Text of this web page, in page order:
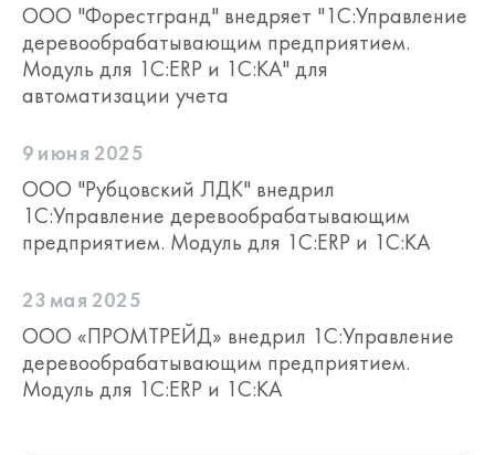
ООО "Форестгранд" внедряет "1С:Управление
деревообрабатывающим предприятием.
Модуль для 1С:ERP и 1С:КА" для
автоматизации учета
9 июня 2025
ООО "Рубцовский ЛДК" внедрил
1С:Управление деревообрабатывающим
предприятием. Модуль для 1С:ERP и 1С:КА
23 мая 2025
ООО «ПРОМТРЕЙД» внедрил 1С:Управление
деревообрабатывающим предприятием.
Модуль для 1С:ERP и 1С:КА